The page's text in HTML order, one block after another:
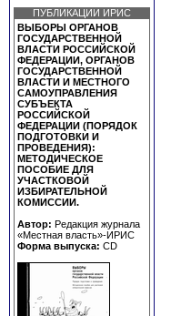
ПУБЛИКАЦИИ ИРИС
ВЫБОРЫ ОРГАНОВ
ГОСУДАРСТВЕННОЙ
ВЛАСТИ РОССИЙСКОЙ
ФЕДЕРАЦИИ, ОРГАНОВ
ГОСУДАРСТВЕННОЙ
ВЛАСТИ И МЕСТНОГО
САМОУПРАВЛЕНИЯ
СУБЪЕКТА
РОССИЙСКОЙ
ФЕДЕРАЦИИ (ПОРЯДОК
ПОДГОТОВКИ И
ПРОВЕДЕНИЯ):
МЕТОДИЧЕСКОЕ
ПОСОБИЕ ДЛЯ
УЧАСТКОВОЙ
ИЗБИРАТЕЛЬНОЙ
КОМИССИИ.
Автор: Редакция журнала
«Местная власть»-ИРИС
Форма выпуска: CD